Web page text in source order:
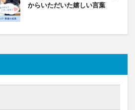
からいただいた嬉しい言葉